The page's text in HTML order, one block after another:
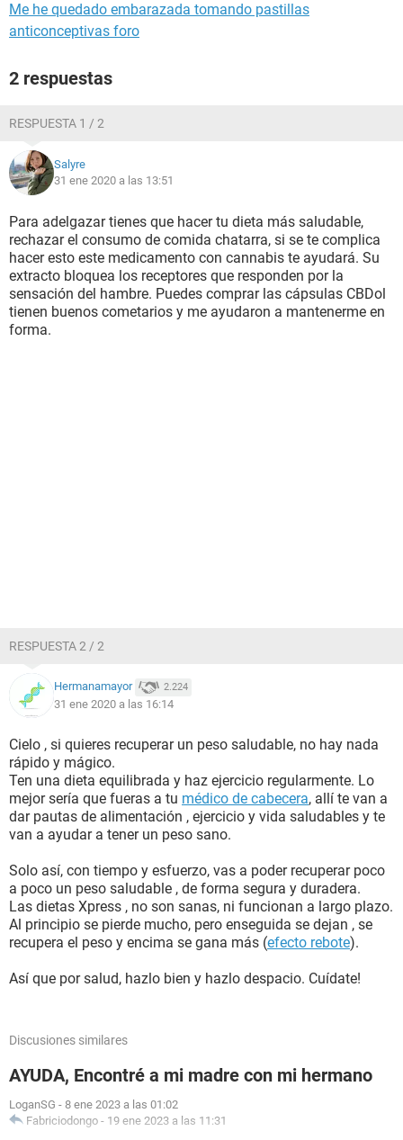
Me he quedado embarazada tomando pastillas
anticonceptivas foro
2 respuestas
RESPUESTA 1 / 2
Salyre
31 ene 2020 a las 13:51
Para adelgazar tienes que hacer tu dieta más saludable,
rechazar el consumo de comida chatarra, si se te complica
hacer esto este medicamento con cannabis te ayudará. Su
extracto bloquea los receptores que responden por la
sensación del hambre. Puedes comprar las cápsulas CBDol
tienen buenos cometarios y me ayudaron a mantenerme en
forma.
RESPUESTA 2 / 2
Hermanamayor 2.224
31 ene 2020 a las 16:14
Cielo , si quieres recuperar un peso saludable, no hay nada
rápido y mágico.
Ten una dieta equilibrada y haz ejercicio regularmente. Lo
mejor sería que fueras a tu médico de cabecera, allí te van a
dar pautas de alimentación , ejercicio y vida saludables y te
van a ayudar a tener un peso sano.
Solo así, con tiempo y esfuerzo, vas a poder recuperar poco
a poco un peso saludable , de forma segura y duradera.
Las dietas Xpress , no son sanas, ni funcionan a largo plazo.
Al principio se pierde mucho, pero enseguida se dejan , se
recupera el peso y encima se gana más (efecto rebote).
Así que por salud, hazlo bien y hazlo despacio. Cuídate!
Discusiones similares
AYUDA, Encontré a mi madre con mi hermano
LoganSG - 8 ene 2023 a las 01:02
Fabriciodongo - 19 ene 2023 a las 11:31